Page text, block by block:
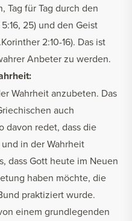
Tag für Tag durch den
25) und den Geist
2:10-16). Das ist
Anbeter zu werden.
Wahrheit anzubeten. Das
auch
davon redet, dass die
in der Wahrheit
dass Gott heute im Neuen
haben möchte, die
praktiziert wurde.
einem grundlegenden